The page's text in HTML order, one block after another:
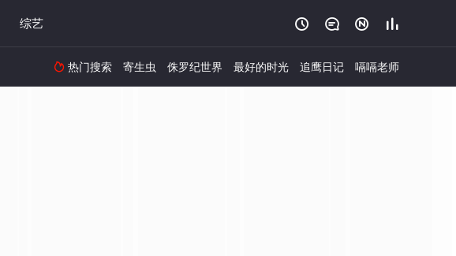
综艺    
 热门搜索 寄生虫 侏罗纪世界 最好的时光 追鹰日记 嗝嗝老师